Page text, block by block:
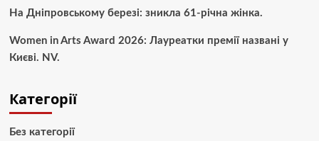
На Дніпровському березі: зникла 61-річна жінка.
Women in Arts Award 2026: Лауреатки премії названі у
Києві. NV.
Категорії
Без категорії